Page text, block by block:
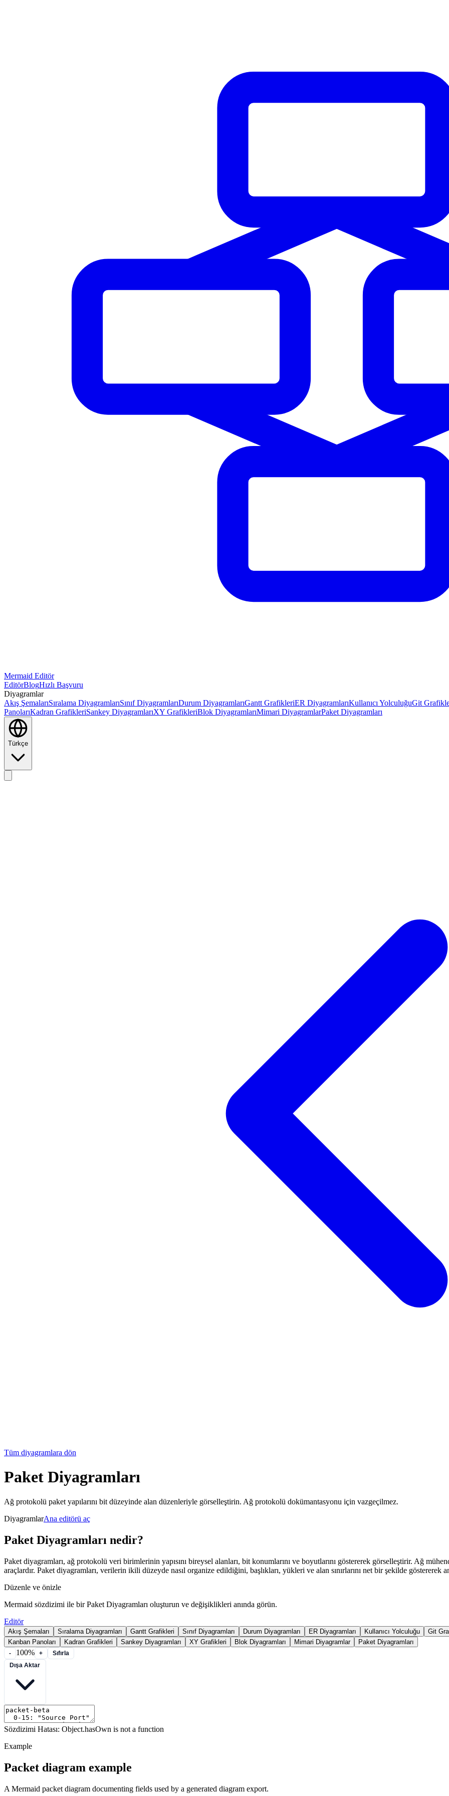
Mermaid Editör
EditörBlogHızlı Başvuru
Diyagramlar
Akış ŞemalarıSıralama DiyagramlarıSınıf DiyagramlarıDurum DiyagramlarıGantt GrafikleriER DiyagramlarıKullanıcı YolculuğuGit
PanolarıKadran GrafikleriSankey DiyagramlarıXY GrafikleriBlok DiyagramlarıMimari DiyagramlarPaket Diyagramları
Türkçe
Tüm diyagramlara dön
Paket Diyagramları
Ağ protokolü paket yapılarını bit düzeyinde alan düzenleriyle görselleştirin. Ağ protokolü dokümantasyonu için vazgeçilmez.
DiyagramlarAna editörü aç
Paket Diyagramları nedir?
Paket diyagramları, ağ protokolü veri birimlerinin yapısını bireysel alanları, bit konumlarını ve boyutlarını göstererek görselleştirir. Ağ
araçlardır. Paket diyagramları, verilerin ikili düzeyde nasıl organize edildiğini, başlıkları, yükleri ve alan sınırlarını net bir şekilde göstererek
Düzenle ve önizle
Mermaid sözdizimi ile bir Paket Diyagramları oluşturun ve değişiklikleri anında görün.
Editör
Akış Şemaları Sıralama Diyagramları Gantt Grafikleri Sınıf Diyagramları Durum Diyagramları ER Diyagramları Kullanıcı Yolculuğu Git
Kanban Panoları
Kadran Grafikleri Sankey Diyagramları XY Grafikleri Blok Diyagramları Mimari Diyagramlar Paket Diyagramları
- 100% +
Sıfırla
Sözdizimi Hatası: Object.hasOwn is not a function
Example
Packet diagram example
A Mermaid packet diagram documenting fields used by a generated diagram export.